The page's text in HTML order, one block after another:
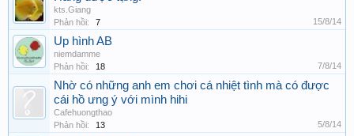
kts.Giang
Phản hồi:
7 15/8/14
Up hình AB
niemdamme
Phản hồi:
18 7/8/14
Nhờ có những anh em chơi cá nhiệt tình mà có được
cái hồ ưng ý với mình hihi
Cafehuongthao
Phản hồi:
13 5/8/14